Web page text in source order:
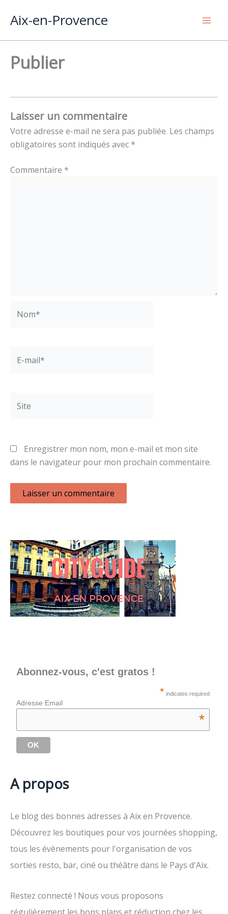
Aix-en-Provence
Publier
Laisser un commentaire
Votre adresse e-mail ne sera pas publiée. Les champs
obligatoires sont indiqués avec *
Commentaire *
mail*
Enregistrer mon nom, mon e-mail et mon site
dans le navigateur pour mon prochain commentaire.
Abonnez-vous, c'est gratos !
* indicates required
Adresse Email
*
A propos
Le blog des bonnes adresses à Aix en Provence.
Découvrez les boutiques pour vos journées shopping,
tous les évènements pour l'organisation de vos
sorties resto, bar, ciné ou théâtre dans le Pays d'Aix.
Restez connecté ! Nous vous proposons